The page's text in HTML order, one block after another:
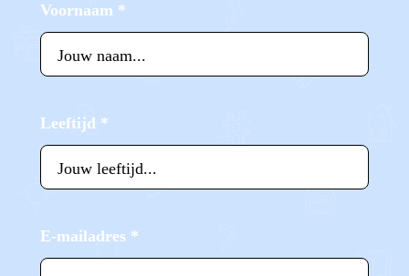
Voornaam *
Leeftijd *
E-mailadres *